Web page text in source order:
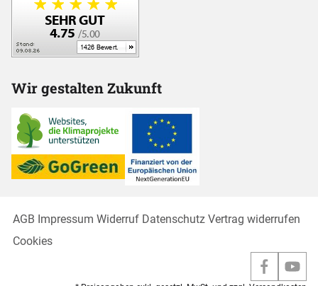
Wir gestalten Zukunft
AGB Impressum Widerruf Datenschutz Vertrag widerrufen
Cookies